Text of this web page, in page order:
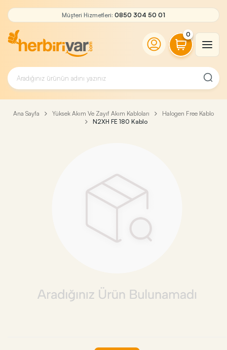
Müşteri Hizmetleri: 0850 304 50 01
0
Ana Sayfa Yüksek Akım Ve Zayıf Akım Kabloları
Halogen Free Kablo
N2XH FE 180 Kablo